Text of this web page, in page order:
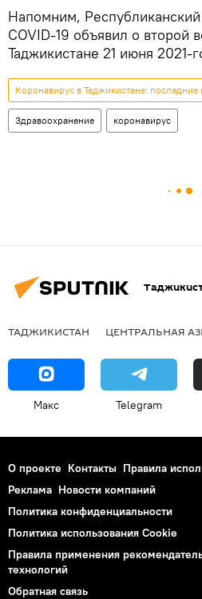
Напомним,
COVID-19 объявил о второй
Таджикистане 21 июня 2021-
Коронавирус в Таджикистане: последние
Здравоохранение коронавирус
ТАДЖИКИСТАН ЦЕНТРАЛЬНАЯ
Макс Telegram
О проекте Контакты Правила
Реклама Новости компаний
Политика конфиденциальности
Политика использования Cookie
Правила применения
технологий
Обратная связь